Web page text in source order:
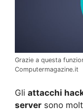
Grazie a questa
Computermagazine.it
Gli attacchi
server sono